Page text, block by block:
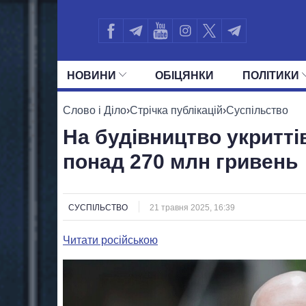
НОВИНИ ОБIЦЯНКИ ПОЛIТИКИ
УСІ ПОЛІТИКИ ПРЕЗИДЕНТ І ОФІС
Слово і Діло›Стрічка публікацій›Суспільство
На будівництво
понад 270 млн гривень
СУСПІЛЬСТВО 21 травня 2025, 16:39
Читати російською